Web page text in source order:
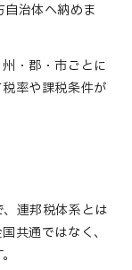
治体へ納めま
・郡・市ごとに
率や課税条件が
連邦税体系とは
共通ではなく、